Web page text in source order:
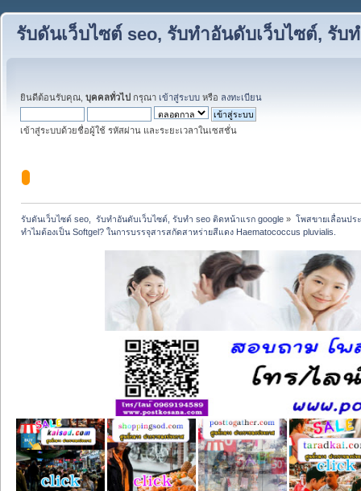
รับดันเว็บไซต์ seo, รับทำอันดับเว็บไซต์, รับ
ยินดีต้อนรับคุณ, บุคคลทั่วไป กรุณา เข้าสู่ระบบ หรือ ลงทะเบียน
เข้าสู่ระบบด้วยชื่อผู้ใช้ รหัสผ่าน และระยะเวลาในเซสชั่น
รับดันเว็บไซต์ seo,  รับทำอันดับเว็บไซต์, รับทำ seo ติดหน้าแรก google » โพสขายเลื่อนปร
ทำไมต้องเป็น Softgel? ในการบรรจุสารสกัดสาหร่ายสีแดง Haematococcus pluvialis.